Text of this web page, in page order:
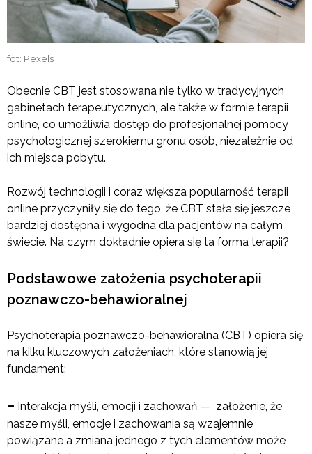
fot: Pexels
Obecnie CBT jest stosowana nie tylko w tradycyjnych
gabinetach terapeutycznych, ale także w formie terapii
online, co umożliwia dostęp do profesjonalnej pomocy
psychologicznej szerokiemu gronu osób, niezależnie od
ich miejsca pobytu.
Rozwój technologii i coraz większa popularność terapii
online przyczyniły się do tego, że CBT stała się jeszcze
bardziej dostępna i wygodna dla pacjentów na całym
świecie. Na czym dokładnie opiera się ta forma terapii?
Podstawowe założenia psychoterapii
poznawczo-behawioralnej
Psychoterapia poznawczo-behawioralna (CBT) opiera się
na kilku kluczowych założeniach, które stanowią jej
fundament:
– Interakcja myśli, emocji i zachowań — założenie, że
nasze myśli, emocje i zachowania są wzajemnie
powiązane a zmiana jednego z tych elementów może